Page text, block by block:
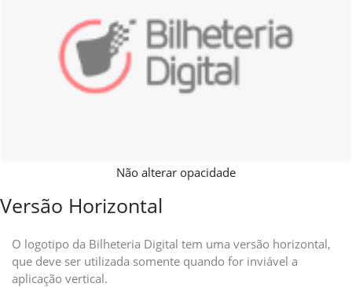
Não alterar opacidade
Versão Horizontal
O logotipo da Bilheteria Digital tem uma versão horizontal,
que deve ser utilizada somente quando for inviável a
aplicação vertical.